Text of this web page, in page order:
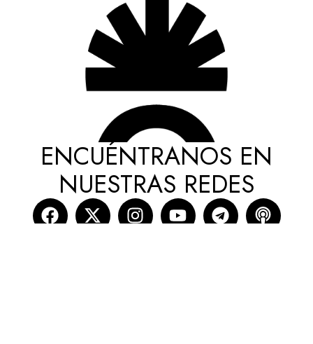
ENCUÉNTRANOS EN
NUESTRAS REDES